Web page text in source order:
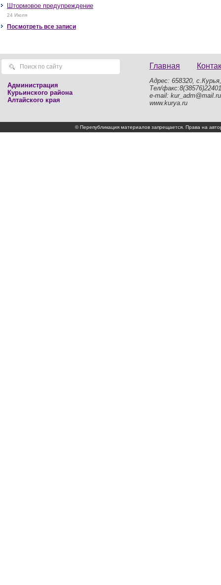
крупный град, шквалистое усиление
ветра до 17-22 м/с, местами порывы
25 м/с и более.
Штормовое предупреждение
24 Июля
Посмотреть все записи
Администрация
Курьинского района
Алтайского края
Главная
Адрес: 658320,
Тел/факс:8(38576)22401
e-mail: kur_adm@mail.ru
www.kurya.ru
© Перепубликация материалов запрещается. Права